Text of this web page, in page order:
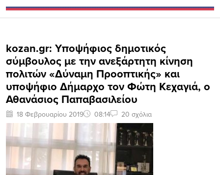
kozan.gr: Υποψήφιος δημοτικός
σύμβουλος με την ανεξάρτητη κίνηση
πολιτών «Δύναμη Προοπτικής» και
υποψήφιο Δήμαρχο τον Φώτη Κεχαγιά, ο
Αθανάσιος Παπαβασιλείου
18 Φεβρουαρίου 2019 08:14 20 σχόλια